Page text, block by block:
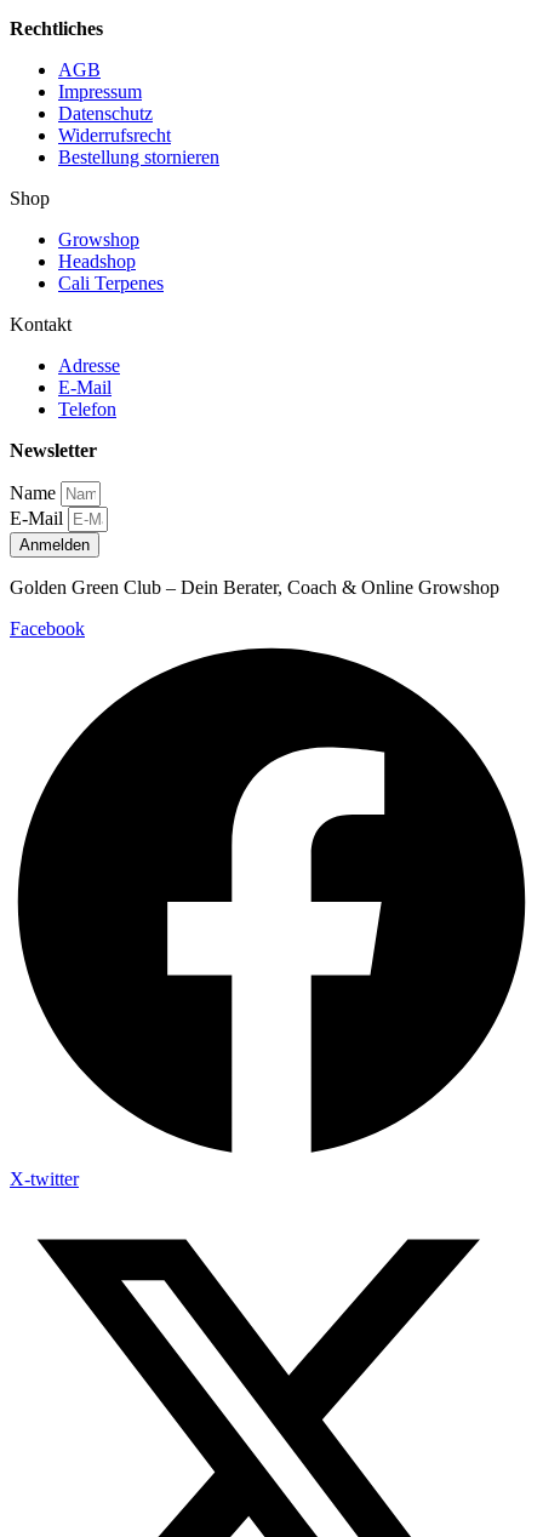
Rechtliches
AGB
Impressum
Datenschutz
Widerrufsrecht
Bestellung stornieren
Shop
Growshop
Headshop
Cali Terpenes
Kontakt
Adresse
E-Mail
Telefon
Newsletter
Name
E-Mail
Anmelden
Golden Green Club – Dein Berater, Coach & Online Growshop
Facebook
X-twitter